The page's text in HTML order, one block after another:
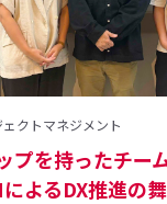
クトマネジメント
プを持ったチー
よるDX推進の舞